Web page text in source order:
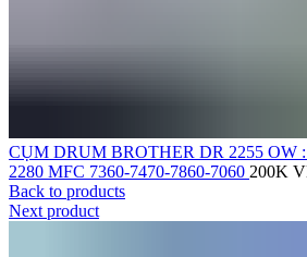
CỤM DRUM BROTHER DR 2255 OW
2280 MFC 7360-7470-7860-7060 200K
Back to products
Next product